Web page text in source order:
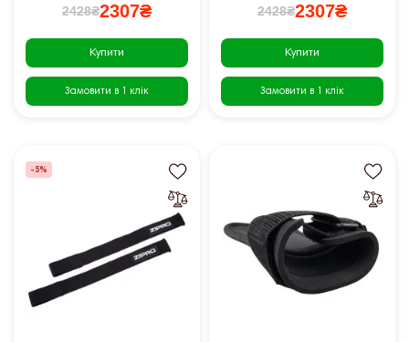
2428₴2307₴
Купити
Замовити в 1 клік
2428₴2307₴
Купити
Замовити в 1 клік
-5%